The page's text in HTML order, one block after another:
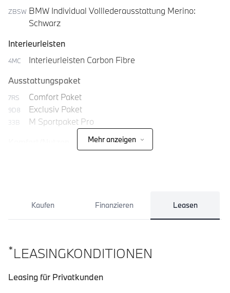
ZBSW BMW Individual Volllederausstattung Merino:
Schwarz
Interieurleisten
4MC
Interieurleisten Carbon Fibre
Ausstattungspaket
7RS Comfort Paket
9D8 Exclusiv Paket
33B
M Sportpaket Pro
Mehr anzeigen
Kaufen Finanzieren Leasen
*LEASINGKONDITIONEN
Leasing für Privatkunden